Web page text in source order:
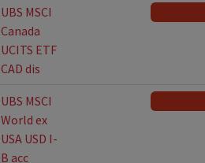
UBS MSCI
Canada
UCITS ETF
CAD dis
UBS MSCI
World ex
USA USD I-
B acc